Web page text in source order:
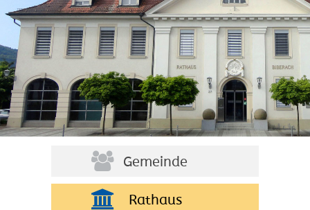
Gemeinde
Rathaus